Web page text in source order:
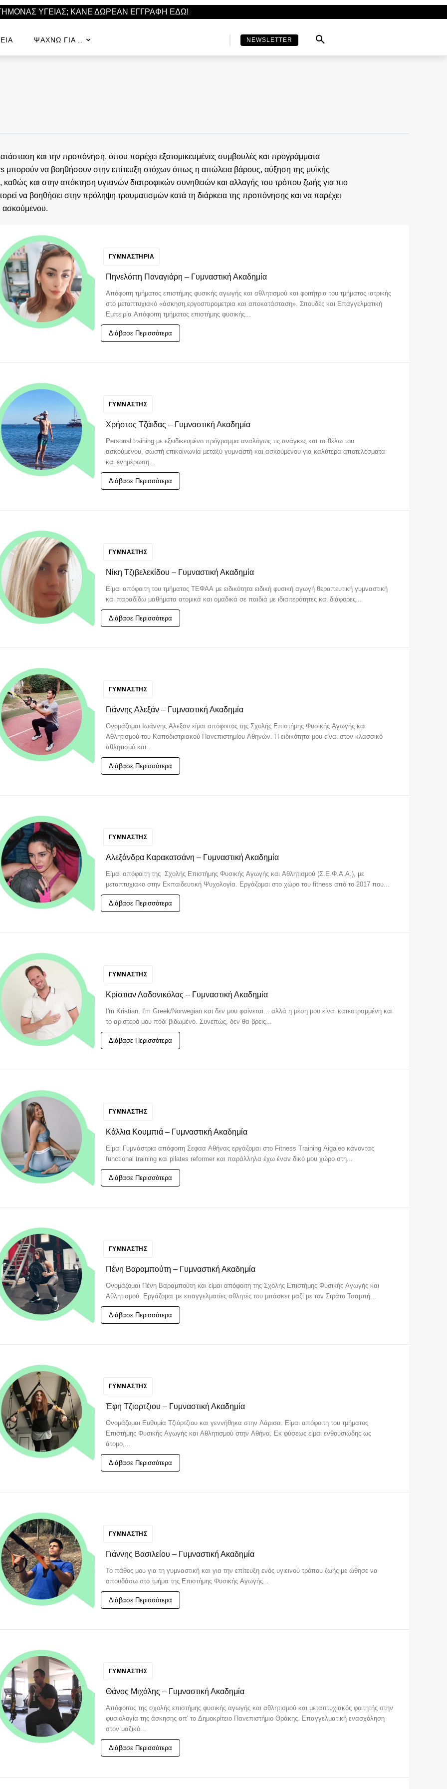
& Φυσικοθεραπευτή
Αναζήτηση
& Φυσικοθεραπευτή
Αναζήτηση
ΥΓΕΙΑΣ; ΚΑΝΕ ΔΩΡΕΑΝ ΕΓΓΡΑΦΗ ΕΔΩ!
ΨΆΧΝΩ ΓΙΑ .. NEWSLETTER
και την προπόνηση, όπου παρέχει εξατομικευμένες συμβουλές και προγράμματα
μπορούν να βοηθήσουν στην επίτευξη στόχων όπως η απώλεια βάρους, αύξηση της μυϊκής
καθώς και στην απόκτηση υγιεινών διατροφικών συνηθειών και αλλαγής του τρόπου ζωής για πιο
να βοηθήσει στην πρόληψη τραυματισμών κατά τη διάρκεια της προπόνησης και να παρέχει
ασκούμενου.
ΓΥΜΝΑΣΤΗΡΙΑ
Πηνελόπη Παναγιάρη – Γυμναστική Ακαδημία
Απόφοιτη τμήματος επιστήμης φυσικής αγωγής και αθλητισμού και φοιτήτρια του τμήματος ιατρικής
στο μεταπτυχιακό «άσκηση,εργοσπιρομετρια και αποκατάσταση». Σπουδές και Επαγγελματική
Εμπειρία Απόφοιτη τμήματος επιστήμης φυσικής...
Διάβασε Περισσότερα
ΓΥΜΝΑΣΤΗΣ
Χρήστος Τζάιδας – Γυμναστική Ακαδημία
Personal training με εξειδικευμένο πρόγραμμα αναλόγως τις ανάγκες και τα θέλω του
ασκούμενου, σωστή επικοινωνία μεταξύ γυμναστή και ασκούμενου για καλύτερα αποτελέσματα
και ενημέρωση...
Διάβασε Περισσότερα
ΓΥΜΝΑΣΤΗΣ
Νίκη Τζιβελεκίδου – Γυμναστική Ακαδημία
Είμαι απόφοιτη του τμήματος ΤΕΦΑΑ με ειδικότητα ειδική φυσική αγωγή θεραπευτική γυμναστική
και παραδίδω μαθήματα ατομικά και ομαδικά σε παιδιά με ιδιαιτερότητες και διάφορες...
Διάβασε Περισσότερα
ΓΥΜΝΑΣΤΗΣ
Γιάννης Αλεξάν – Γυμναστική Ακαδημία
Ονομάζομαι Ιωάννης Αλεξαν είμαι απόφοιτος της Σχολής Επιστήμης Φυσικής Αγωγής και
Αθλητισμού του Καποδιστριακού Πανεπιστημίου Αθηνών. Η ειδικότητα μου είναι στον κλασσικό
αθλητισμό και...
Διάβασε Περισσότερα
ΓΥΜΝΑΣΤΗΣ
Αλεξάνδρα Καρακατσάνη – Γυμναστική Ακαδημία
Είμαι απόφοιτη της Σχολής Επιστήμης Φυσικής Αγωγής και Αθλητισμού (Σ.Ε.Φ.Α.Α.), με
μεταπτυχιακο στην Εκπαιδευτική Ψυχολογία. Εργάζομαι στο χώρο του fitness από το 2017 που...
Διάβασε Περισσότερα
ΓΥΜΝΑΣΤΗΣ
Κρίστιαν Λαδονικόλας – Γυμναστική Ακαδημία
I'm Kristian, I'm Greek/Norwegian και δεν μου φαίνεται... αλλά η μέση μου είναι κατεστραμμένη και
το αριστερό μου πόδι βιδωμένο. Συνεπώς, δεν θα βρεις...
Διάβασε Περισσότερα
ΓΥΜΝΑΣΤΗΣ
Κάλλια Κουμπιά – Γυμναστική Ακαδημία
Είμαι Γυμνάστρια απόφοιτη Σεφαα Αθήνας εργάζομαι στο Fitness Training Aigaleo κάνοντας
functional training και pilates reformer και παράλληλα έχω έναν δικό μου χώρο στη...
Διάβασε Περισσότερα
ΓΥΜΝΑΣΤΗΣ
Πένη Βαραμπούτη – Γυμναστική Ακαδημία
Ονομάζομαι Πένη Βαραμπούτη και είμαι απόφοιτη της Σχολής Επιστήμης Φυσικής Αγωγής και
Αθλητισμού. Εργάζομαι με επαγγελματίες αθλητές του μπάσκετ μαζί με τον Στράτο Τσαμπή...
Διάβασε Περισσότερα
ΓΥΜΝΑΣΤΗΣ
Έφη Τζιορτζιου – Γυμναστική Ακαδημία
Ονομάζομαι Ευθυμία Τζιόρτζιου και γεννήθηκα στην Λάρισα. Είμαι απόφοιτη του τμήματος
Επιστήμης Φυσικής Αγωγής και Αθλητισμού στην Αθήνα. Εκ φύσεως είμαι ενθουσιώδης ως
άτομο,...
Διάβασε Περισσότερα
ΓΥΜΝΑΣΤΗΣ
Γιάννης Βασιλείου – Γυμναστική Ακαδημία
Το πάθος μου για τη γυμναστική και για την επίτευξη ενός υγιεινού τρόπου ζωής με ώθησε να
σπουδάσω στο τμήμα της Επιστήμης Φυσικής Αγωγής...
Διάβασε Περισσότερα
ΓΥΜΝΑΣΤΗΣ
Θάνος Μιχάλης – Γυμναστική Ακαδημία
Απόφοιτος της σχολής επιστήμης φυσικής αγωγής και αθλητισμού και μεταπτυχιακός φοιτητής στην
φυσιολογία της άσκησης απ' το Δημοκρίτειο Πανεπιστήμιο Θράκης. Επαγγελματική ενασχόληση
στον μαζικό...
Διάβασε Περισσότερα